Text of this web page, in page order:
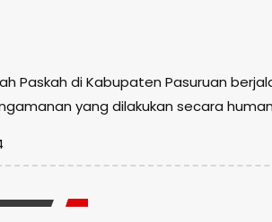
Paskah di Kabupaten Pasuruan
yang dilakukan secara